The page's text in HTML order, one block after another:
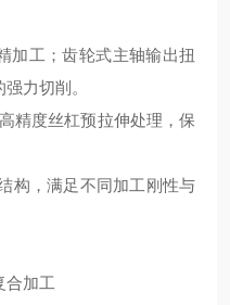
加工；齿轮式主轴输出扭
力切削。
精度丝杠预拉伸处理，保
构，满足不同加工刚性与
合加工